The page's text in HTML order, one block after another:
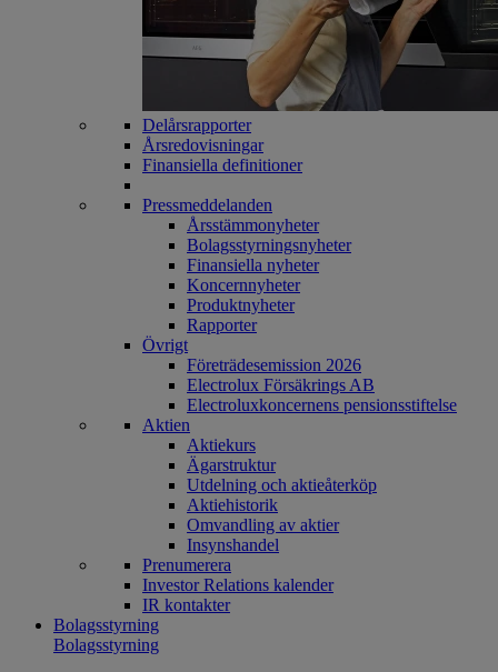
Delårsrapporter
Årsredovisningar
Finansiella definitioner
Pressmeddelanden
Årsstämmonyheter
Bolagsstyrningsnyheter
Finansiella nyheter
Koncernnyheter
Produktnyheter
Rapporter
Övrigt
Företrädesemission 2026
Electrolux Försäkrings AB
Electroluxkoncernens pensionsstiftelse
Aktien
Aktiekurs
Ägarstruktur
Utdelning och aktieåterköp
Aktiehistorik
Omvandling av aktier
Insynshandel
Prenumerera
Investor Relations kalender
IR kontakter
Bolagsstyrning
Bolagsstyrning